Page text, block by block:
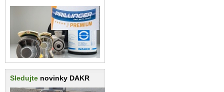
Sledujte novinky DAKR